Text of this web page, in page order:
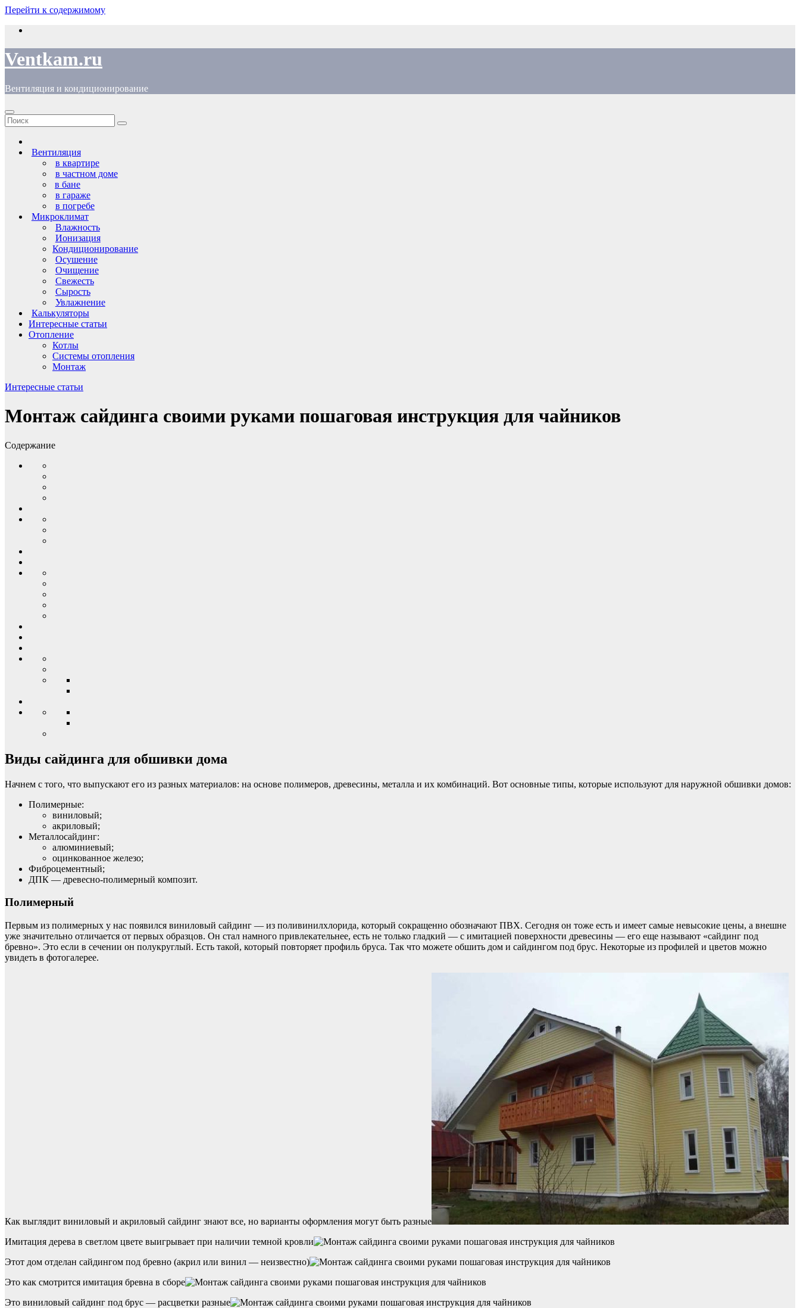
Перейти к содержимому
Ventkam.ru
Вентиляция и кондиционирование
Вентиляция
в квартире
в частном доме
в бане
в гараже
в погребе
Микроклимат
Влажность
Ионизация
Кондиционирование
Осушение
Очищение
Свежесть
Сырость
Увлажнение
Калькуляторы
Интересные статьи
Отопление
Котлы
Системы отопления
Монтаж
Интересные статьи
Монтаж сайдинга своими руками пошаговая инструкция для чайников
Содержание
Виды сайдинга для обшивки дома
Начнем с того, что выпускают его из разных материалов: на основе полимеров, древесины, металла и их комбинаций. Вот основные типы, которые используют для наружной обшивки домов:
Полимерные:
виниловый;
акриловый;
Металлосайдинг:
алюминиевый;
оцинкованное железо;
Фиброцементный;
ДПК — древесно-полимерный композит.
Полимерный
Первым из полимерных у нас появился виниловый сайдинг — из поливинилхлорида, который сокращенно обозначают ПВХ. Сегодня он тоже есть и имеет самые невысокие цены, а внешне
уже значительно отличается от первых образцов. Он стал намного привлекательнее, есть не только гладкий — с имитацией поверхности древесины — его еще называют «сайдинг под
бревно». Это если в сечении он полукруглый. Есть такой, который повторяет профиль бруса. Так что можете обшить дом и сайдингом под брус. Некоторые из профилей и цветов можно
увидеть в фотогалерее.
Как выглядит виниловый и акриловый сайдинг знают все, но варианты оформления могут быть разные
Имитация дерева в светлом цвете выигрывает при наличии темной кровли
Этот дом отделан сайдингом под бревно (акрил или винил — неизвестно)
Это как смотрится имитация бревна в сборе
Это виниловый сайдинг под брус — расцветки разные